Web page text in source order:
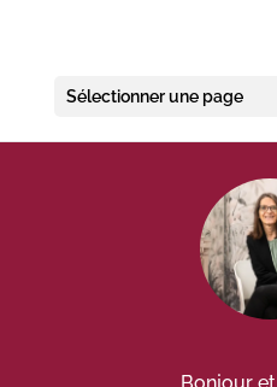
Sélectionner une page
Bonjour et